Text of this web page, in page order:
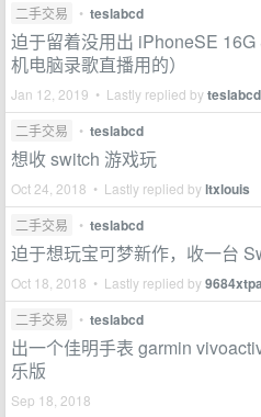
二手交易 • teslabcd
迫于留着没用出 iPhoneSE
机电脑录歌直播用的）
Jan 12, 2019 • Lastly replied byteslabcd
二手交易 • teslabcd
想收 switch 游戏玩
Oct 24, 2018 • Lastly replied byltxlouis
二手交易 • teslabcd
迫于想玩宝可梦新作，收一台
Oct 18, 2018 • Lastly replied by9684xtpa
二手交易 • teslabcd
出一个佳明手表 garmin
乐版
Sep 18, 2018